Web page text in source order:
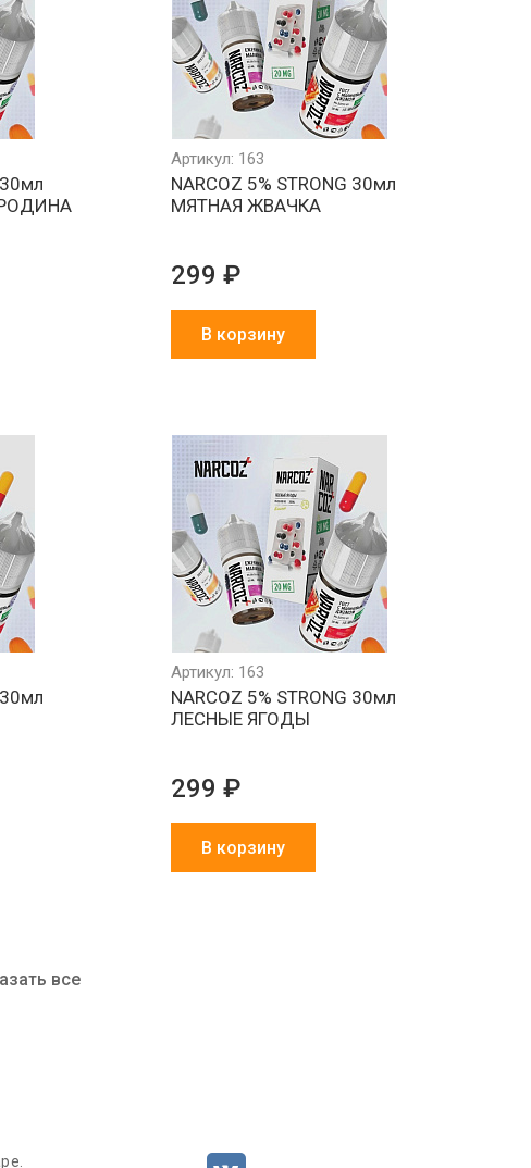
30мл
Артикул: 163
NARCOZ 5% STRONG 30мл
МЯТНАЯ ЖВАЧКА
299 ₽
В корзину
30мл
Артикул: 163
NARCOZ 5% STRONG 30мл
ЛЕСНЫЕ ЯГОДЫ
299 ₽
В корзину
все